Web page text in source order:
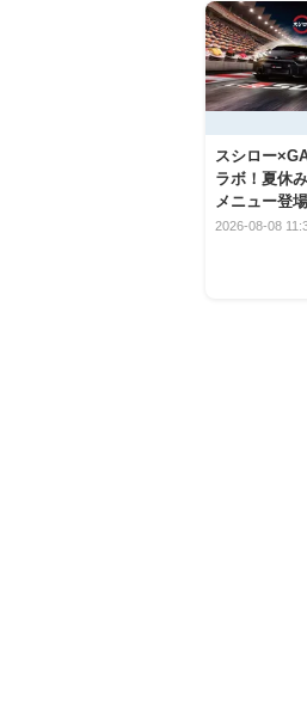
スシロー
ラボ！夏休
メニュー登場
2026-08-08